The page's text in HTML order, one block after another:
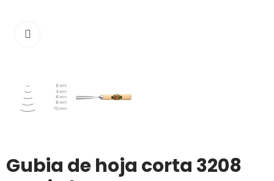
Gubia de hoja corta 3208